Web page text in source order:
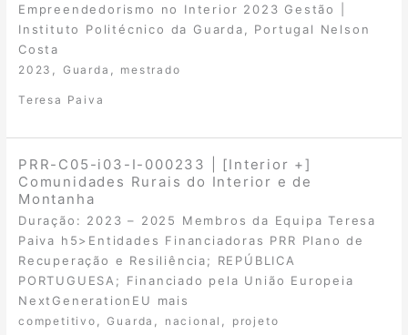
Empreendedorismo no Interior 2023 Gestão |
Instituto Politécnico da Guarda, Portugal Nelson
Costa
2023 Guarda mestrado
Teresa Paiva
PRR-C05-i03-I-000233 | [Interior +]
Comunidades Rurais do Interior e de
Montanha
Duração: 2023 – 2025 Membros da Equipa Teresa
Paiva h5>Entidades Financiadoras PRR Plano de
Recuperação e Resiliência; REPÚBLICA
PORTUGUESA; Financiado pela União Europeia
NextGenerationEU mais
competitivo ,Guarda , nacional , projeto